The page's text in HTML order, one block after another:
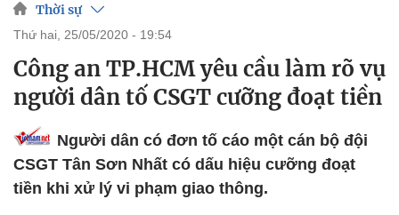
Thời sự
thứ hai, 25/05/2020 - 19:54
Công an TP.HCM yêu cầu làm rõ vụ
người dân tố CSGT cưỡng đoạt tiền
Người dân có đơn tố cáo một cán bộ đội
CSGT Tân Sơn Nhất có dấu hiệu cưỡng đoạt
tiền khi xử lý vi phạm giao thông.